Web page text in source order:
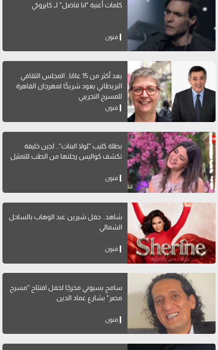
كلمات أغنية "انا فاضل" لــ كايروكي
فنون
بعد أكثر من 15 عامًا.. المجلس الثقافي
البريطاني يعود شريكًا لمهرجان القاهرة
للمسرح التجريبي
فنون
بطلة كليب "لولا البنات".. لجين خليفة
تكشف كواليس رحلتها من الطب للتمثيل
فنون
شاهد.. حفل شيرين عبد الوهاب بالساحل
الشمالي
فنون
سامح بسيوني مخرجًا لحفل افتتاح "مسرح
مصر" بشارع عماد الدين
فنون